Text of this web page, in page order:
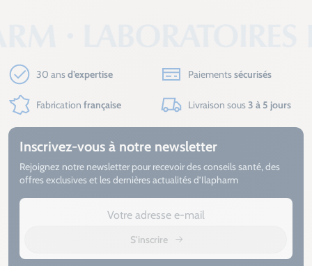
30 ansd’expertise Paiementssécurisés
Fabrication française Livraison sous3 à 5 jours
Inscrivez-vous à notre newsletter
Rejoignez notre newsletter pour recevoir des conseils santé, des
offres exclusives et les dernières actualités d’Ilapharm
S'inscrire